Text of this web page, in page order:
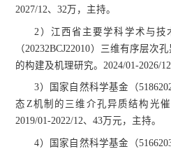
2027/12、32万，主持。
2）江西省主要学科学术与
（20232BCJ22010）三维有序层次
的构建及机理研究。2024/01-2026/
3）国家自然科学基金（
态Z机制的三维介孔异质结构光
2019/01-2022/12、43万元，主持。
4）国家自然科学基金（